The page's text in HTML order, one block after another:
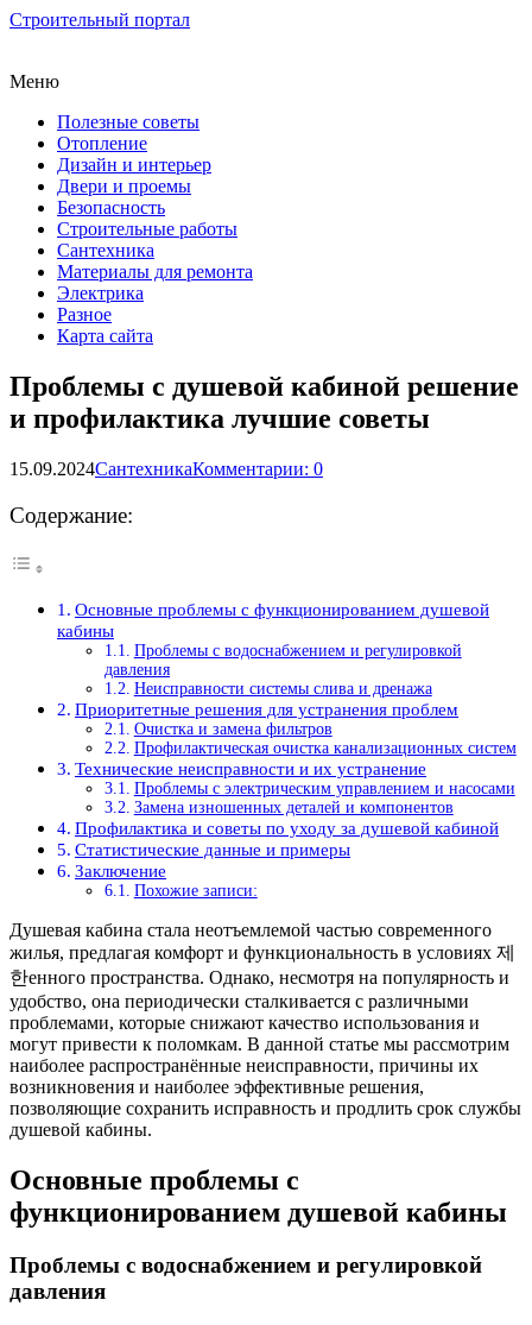
Строительный портал
Меню
Полезные советы
Отопление
Дизайн и интерьер
Двери и проемы
Безопасность
Строительные работы
Сантехника
Материалы для ремонта
Электрика
Разное
Карта сайта
Проблемы с душевой кабиной решение
и профилактика лучшие советы
15.09.2024СантехникаКомментарии: 0
Содержание:
Основные проблемы с функционированием душевой
кабины
Проблемы с водоснабжением и регулировкой
давления
Неисправности системы слива и дренажа
Приоритетные решения для устранения проблем
Очистка и замена фильтров
Профилактическая очистка канализационных систем
Технические неисправности и их устранение
Проблемы с электрическим управлением и насосами
Замена изношенных деталей и компонентов
Профилактика и советы по уходу за душевой кабиной
Статистические данные и примеры
Заключение
Похожие записи:
Душевая кабина стала неотъемлемой частью современного
жилья, предлагая комфорт и функциональность в условиях 제
한енного пространства. Однако, несмотря на популярность и
удобство, она периодически сталкивается с различными
проблемами, которые снижают качество использования и
могут привести к поломкам. В данной статье мы рассмотрим
наиболее распространённые неисправности, причины их
возникновения и наиболее эффективные решения,
позволяющие сохранить исправность и продлить срок службы
душевой кабины.
Основные проблемы с
функционированием душевой кабины
Проблемы с водоснабжением и регулировкой
давления